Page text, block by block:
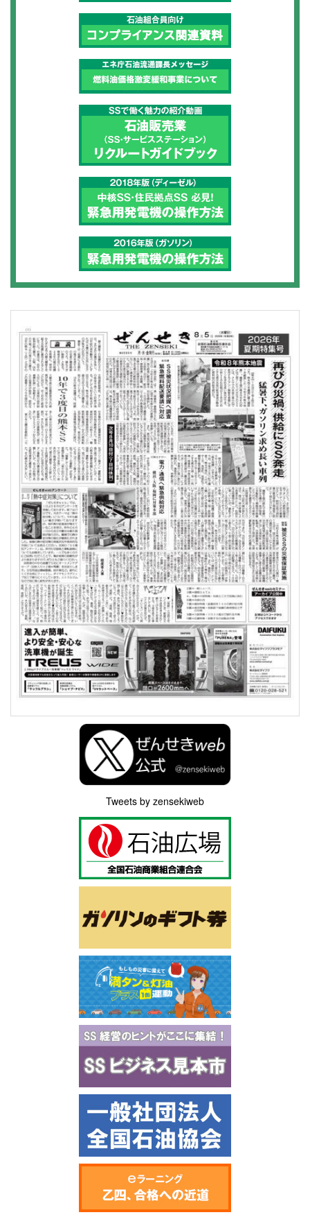
Tweets by zensekiweb